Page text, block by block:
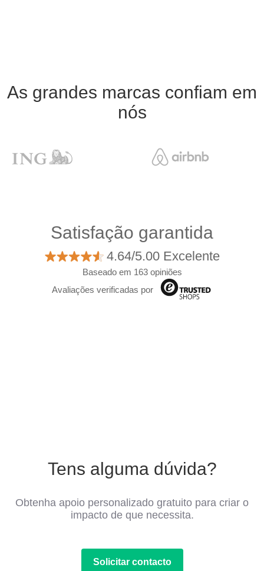
As grandes marcas confiam em
nós
Satisfação garantida
4.64/5.00 Excelente
Baseado em 163 opiniões
Avaliações verificadas por
Tens alguma dúvida?
Obtenha apoio personalizado gratuito para criar o
impacto de que necessita.
Solicitar contacto